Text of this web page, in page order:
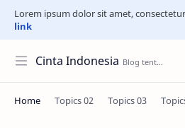
Lorem ipsum dolor sit amet,
link
Cinta Indonesia